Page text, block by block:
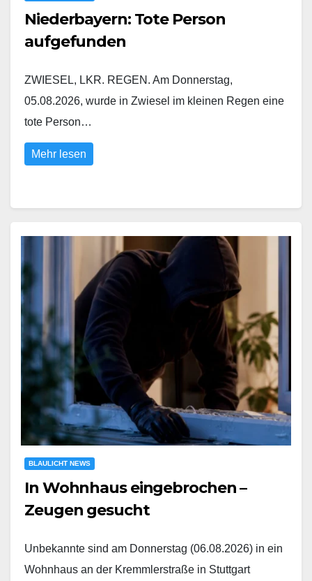
Niederbayern: Tote Person
aufgefunden
ZWIESEL, LKR. REGEN. Am Donnerstag,
05.08.2026, wurde in Zwiesel im kleinen Regen eine
tote Person…
Mehr lesen
BLAULICHT NEWS
In Wohnhaus eingebrochen –
Zeugen gesucht
Unbekannte sind am Donnerstag (06.08.2026) in ein
Wohnhaus an der Kremmlerstraße in Stuttgart